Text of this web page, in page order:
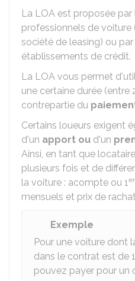
La LOA est proposée par
professionnels de voiture
société de leasing) ou
établissements de crédit.
La LOA vous permet
une certaine durée (entre
contrepartie du
Certains loueurs exigent
d'un apport ou d'un
Ainsi, en tant que
plusieurs fois et de
la voiture : acompte ou 1er
mensuels et prix de
Exemple
Pour une voiture dont
dans le contrat est de
pouvez payer pour un